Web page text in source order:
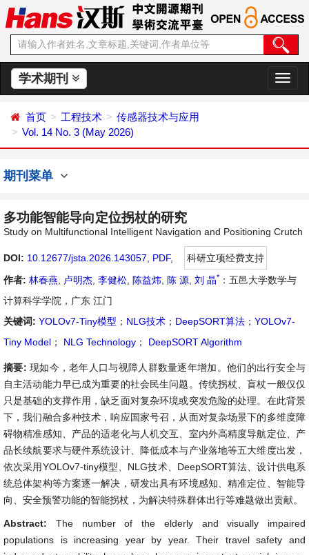
学术期刊
切
换
首页 工程技术
传感器技术与应用
Vol. 14 No. 3 (May 2026)
期刊菜单
多功能智能导向定位拐杖的研究
Study on Multifunctional Intelligent Navigation and Positioning Crutch
DOI: 10.12677/jsta.2026.143057 PDF,
科研立项经费支持
作者: 林春燕 卢明杰 李健松 陈益炜 陈 源 刘 晶* ：五邑大学数学与
计算科学学院，广东 江门
关键词: YOLOv7-Tiny模型 ； NLG技术 ； DeepSORT算法 ； YOLOv7-
Tiny Model ； NLG Technology ； DeepSORT Algorithm
摘要: 现如今，老年人口与视障人群数量逐年增加。他们的出行安全与
自主活动能力早已成为重要的社会民生问题。传统拐杖、盲杖一般仅仅
只是基础的支撑作用，缺乏面对复杂环境或突发危险的处理。在此背景
下，我们融合多种技术，响应国家号召，从面对复杂场景下的多维度障
碍物精准感知、产品的适老化与人机交互、室内外高精度导航定位、产
品长续航要求与硬件系统设计、降低成本与产业落地等五大维度出发，
依次采用YOLOv7-tiny模型、NLG技术、DeepSORT算法、设计供电系
统总体架构等方案逐一解决，研发出具有环境感知、精准定位、智能导
向、安全预警功能的智能拐杖，为解决特殊群体出行等难题做出贡献。
Abstract: The number of the elderly and visually impaired
populations is increasing year by year. Their travel safety and